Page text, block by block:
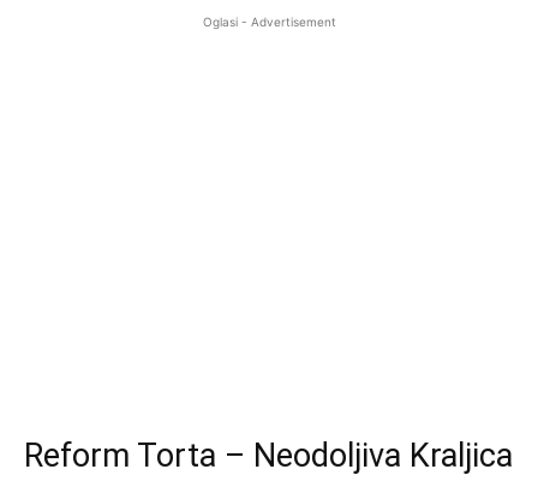
Oglasi - Advertisement
Reform Torta – Neodoljiva Kraljica